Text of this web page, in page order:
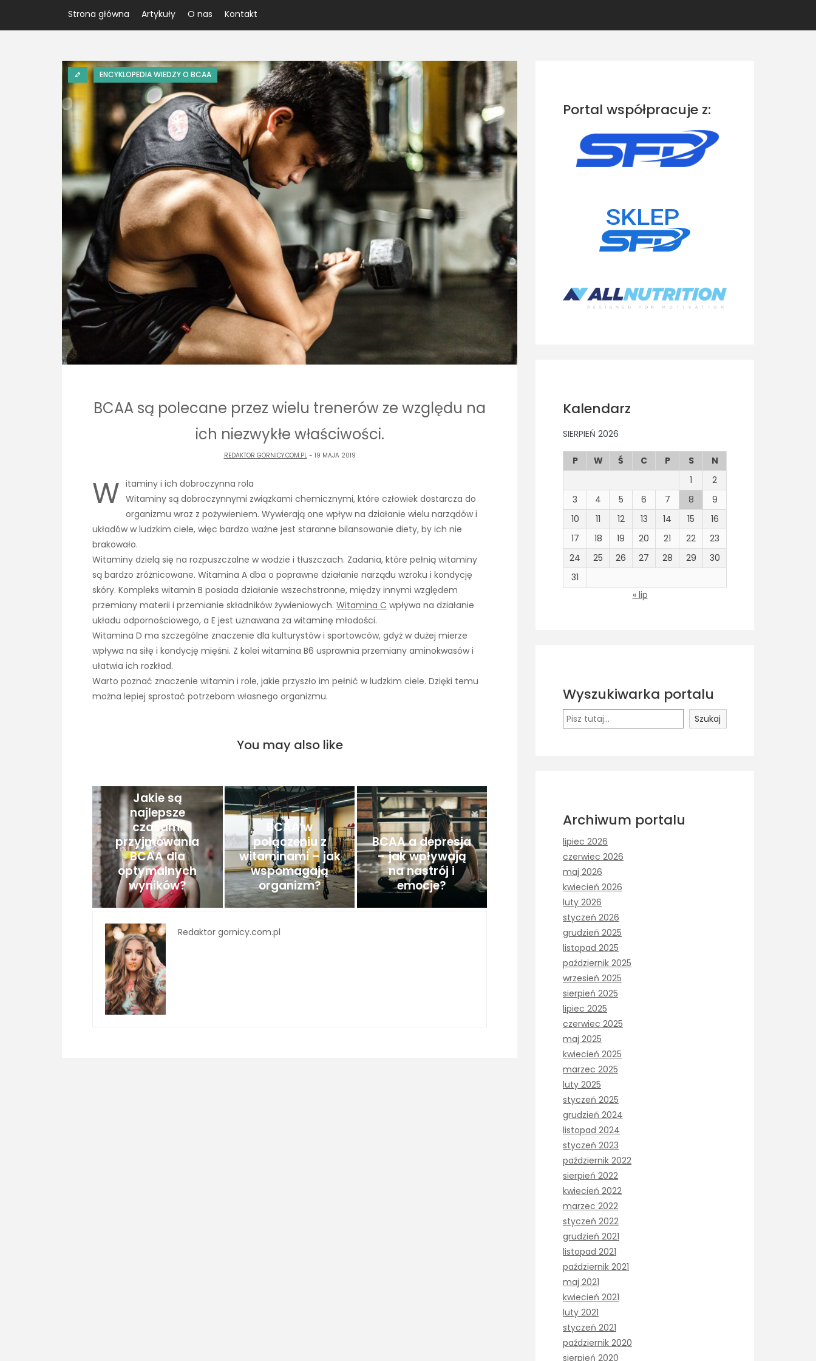
Strona główna Artykuły O nas Kontakt
ENCYKLOPEDIA WIEDZY O BCAA
BCAA są polecane przez wielu trenerów ze względu na
ich niezwykłe właściwości.
REDAKTOR GORNICY.COM.PL- 19 MAJA 2019
W itaminy i ich dobroczynna rola
Witaminy są dobroczynnymi związkami chemicznymi, które człowiek dostarcza do
organizmu wraz z pożywieniem. Wywierają one wpływ na działanie wielu narządów i
układów w ludzkim ciele, więc bardzo ważne jest staranne bilansowanie diety, by ich nie
brakowało.
Witaminy dzielą się na rozpuszczalne w wodzie i tłuszczach. Zadania, które pełnią witaminy
są bardzo zróżnicowane. Witamina A dba o poprawne działanie narządu wzroku i kondycję
skóry. Kompleks witamin B posiada działanie wszechstronne, między innymi względem
przemiany materii i przemianie składników żywieniowych. Witamina C wpływa na działanie
układu odpornościowego, a E jest uznawana za witaminę młodości.
Witamina D ma szczególne znaczenie dla kulturystów i sportowców, gdyż w dużej mierze
wpływa na siłę i kondycję mięśni. Z kolei witamina B6 usprawnia przemiany aminokwasów i
ułatwia ich rozkład.
Warto poznać znaczenie witamin i role, jakie przyszło im pełnić w ludzkim ciele. Dzięki temu
można lepiej sprostać potrzebom własnego organizmu.
You may also like
Jakie są
najlepsze
czasami
przyjmowania
BCAA dla
optymalnych
wyników?
BCAA w
połączeniu z
witaminami – jak
wspomagają
organizm?
BCAA a depresja
– jak wpływają
na nastrój i
emocje?
Redaktor gornicy.com.pl
Portal współpracuje z:
Kalendarz
SIERPIEŃ 2026
P W Ś C P S
N
1
2
3
4 5 6 7 8
9
10
11 12 13 14 15
16
17
18 19 20 21 22
23
24
25 26 27 28 29
30
31
« lip
Wyszukiwarka portalu
Szukaj Szukaj
Archiwum portalu
lipiec 2026
czerwiec 2026
maj 2026
kwiecień 2026
luty 2026
styczeń 2026
grudzień 2025
listopad 2025
październik 2025
wrzesień 2025
sierpień 2025
lipiec 2025
czerwiec 2025
maj 2025
kwiecień 2025
marzec 2025
luty 2025
styczeń 2025
grudzień 2024
listopad 2024
styczeń 2023
październik 2022
sierpień 2022
kwiecień 2022
marzec 2022
styczeń 2022
grudzień 2021
listopad 2021
październik 2021
maj 2021
kwiecień 2021
luty 2021
styczeń 2021
październik 2020
sierpień 2020